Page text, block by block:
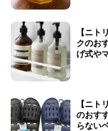
【ニ
クのお
げ式や
【ニ
のおす
らない